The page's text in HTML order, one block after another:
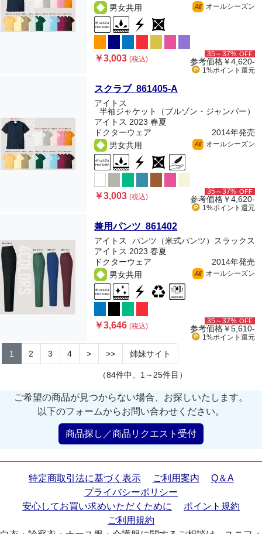
男女共用
All オールシーズン
￥3,003(税込)
35～37% OFF
参考価格￥4,620-
1%ポイント 還元
スクラブ 861405-A
アイトス
半袖ジャケット（ブルゾン・ジャンパー）
アイトス 2023 春夏
ドクターウェア
2014年発売
男女共用
All オールシーズン
￥3,003(税込)
35～37% OFF
参考価格￥4,620-
1%ポイント 還元
兼用パンツ 861402
アイトス
パンツ（米式パンツ）スラックス
アイトス 2023 春夏
ドクターウェア
2014年発売
男女共用
All オールシーズン
￥3,646(税込)
35～37% OFF
参考価格￥5,610-
1%ポイント 還元
1 2 3 4 > >> 姉妹サイト
（84件中、1～25件目）
ご希望の商品が見つからない場合、お探しいたします。
以下のフォームからお問い合わせください。
商品探し／商品リクエスト受付
特定商取引法に基づく表示 ご利用案内
Q＆A
プライバシーポリシー
安心してお買い求めいただくために
ポイント規約
ご利用規約